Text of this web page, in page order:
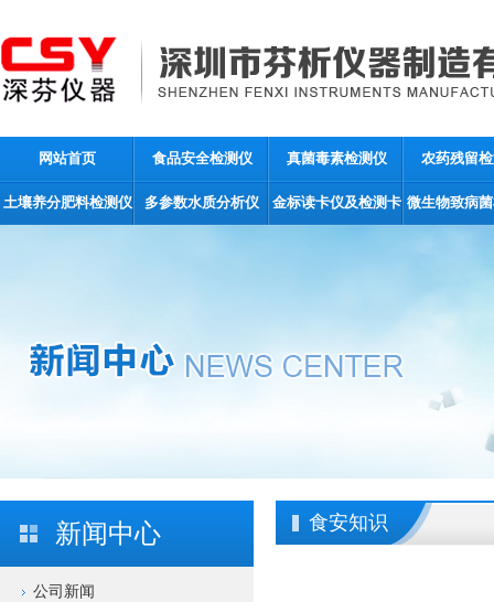
网站首页 食品安全检测仪 真菌毒素检测仪 农药残留
土壤养分肥料检测仪 多参数水质分析仪 金标读卡仪及检测卡 微生物致病
新闻中心
公司新闻
食安知识